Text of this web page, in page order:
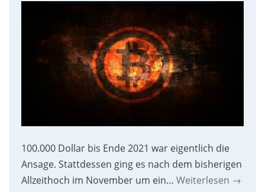
100.000 Dollar bis Ende 2021 war eigentlich die
Ansage. Stattdessen ging es nach dem bisherigen
Allzeithoch im November um ein… Weiterlesen →